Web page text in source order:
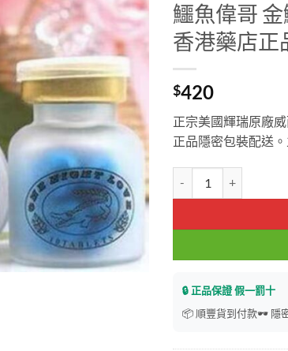
鱷魚偉哥
香港藥店正
$420
正宗美國輝瑞原廠
正品隱密包裝配送。
🔒 正品保證 假一罰十
📦 順豐貨到付款🕶️ 隱